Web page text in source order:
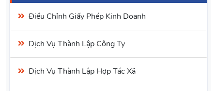
Điều Chỉnh Giấy Phép Kinh Doanh
Dịch Vụ Thành Lập Công Ty
Dịch Vụ Thành Lập Hợp Tác Xã